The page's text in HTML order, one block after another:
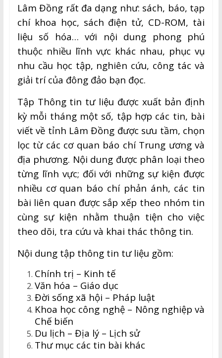
Lâm Đồng rất đa dạng như: sách, báo, tạp
chí khoa học, sách điện tử, CD-ROM, tài
liệu số hóa… với nội dung phong phú
thuộc nhiều lĩnh vực khác nhau, phục vụ
nhu cầu học tập, nghiên cứu, công tác và
giải trí của đông đảo bạn đọc.
Tập Thông tin tư liệu được xuất bản định
kỳ mỗi tháng một số, tập hợp các tin, bài
viết về tỉnh Lâm Đồng được sưu tầm, chọn
lọc từ các cơ quan báo chí Trung ương và
địa phương. Nội dung được phân loại theo
từng lĩnh vực; đối với những sự kiện được
nhiều cơ quan báo chí phản ánh, các tin
bài liên quan được sắp xếp theo nhóm tin
cùng sự kiện nhằm thuận tiện cho việc
theo dõi, tra cứu và khai thác thông tin.
Nội dung tập thông tin tư liệu gồm:
Chính trị – Kinh tế
Văn hóa – Giáo dục
Đời sống xã hội – Pháp luật
Khoa học công nghệ – Nông nghiệp và
Chế biến
Du lịch – Địa lý – Lịch sử
Thư mục các tin bài khác